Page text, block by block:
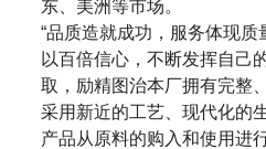
东、美洲等市场。
“品质造就成功，服务体现质
以百倍信心，不断发挥自己
取，励精图治本厂拥有完整
采用新近的工艺、现代化的
产品从原料的购入和使用进